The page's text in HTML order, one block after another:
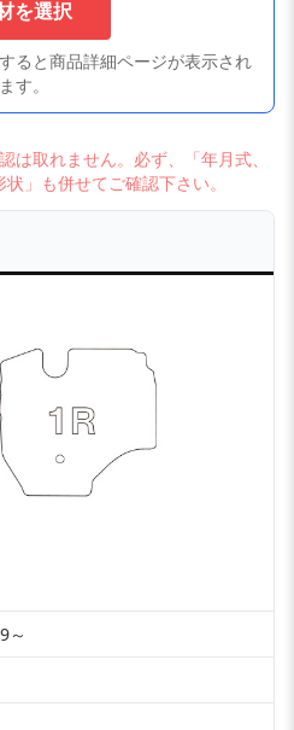
を選択
ると商品詳細ページが表示され
ます。
は取れません。必ず、「年月式、
」も併せてご確認下さい。
～